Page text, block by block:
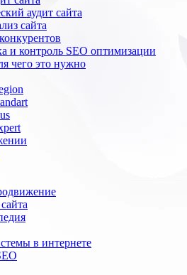
аудит сайта
сайта
и контроль SEO оптимизации
чего это нужно
в интернете